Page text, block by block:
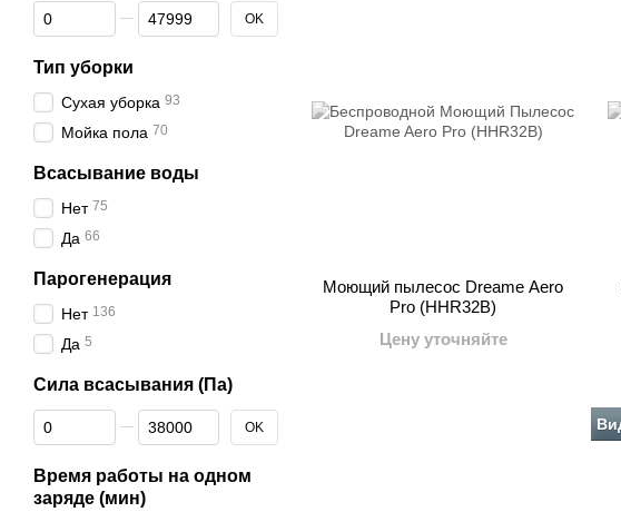
Моющий пылесос Dreame Aero
Pro (HHR32B)
Цену уточняйте
От Цена, грн
До Цена, грн OK
Тип уборки
Сухая уборка 93
Мойка пола 70
Всасывание воды
Нет 75
Да 66
Парогенерация
Нет 136
Да 5
Сила всасывания (Па)
От Сила всасывания (Па)
До Сила всасывания (Па) OK
Время работы на одном
заряде (мин)